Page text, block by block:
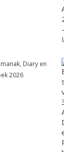
Diary en
2026